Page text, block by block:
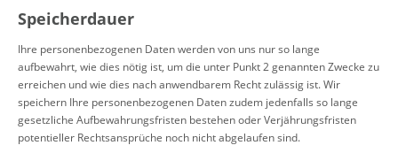
Speicherdauer
Ihre personenbezogenen Daten werden von uns nur so lange
aufbewahrt, wie dies nötig ist, um die unter Punkt 2 genannten Zwecke zu
erreichen und wie dies nach anwendbarem Recht zulässig ist. Wir
speichern Ihre personenbezogenen Daten zudem jedenfalls so lange
gesetzliche Aufbewahrungsfristen bestehen oder Verjährungsfristen
potentieller Rechtsansprüche noch nicht abgelaufen sind.